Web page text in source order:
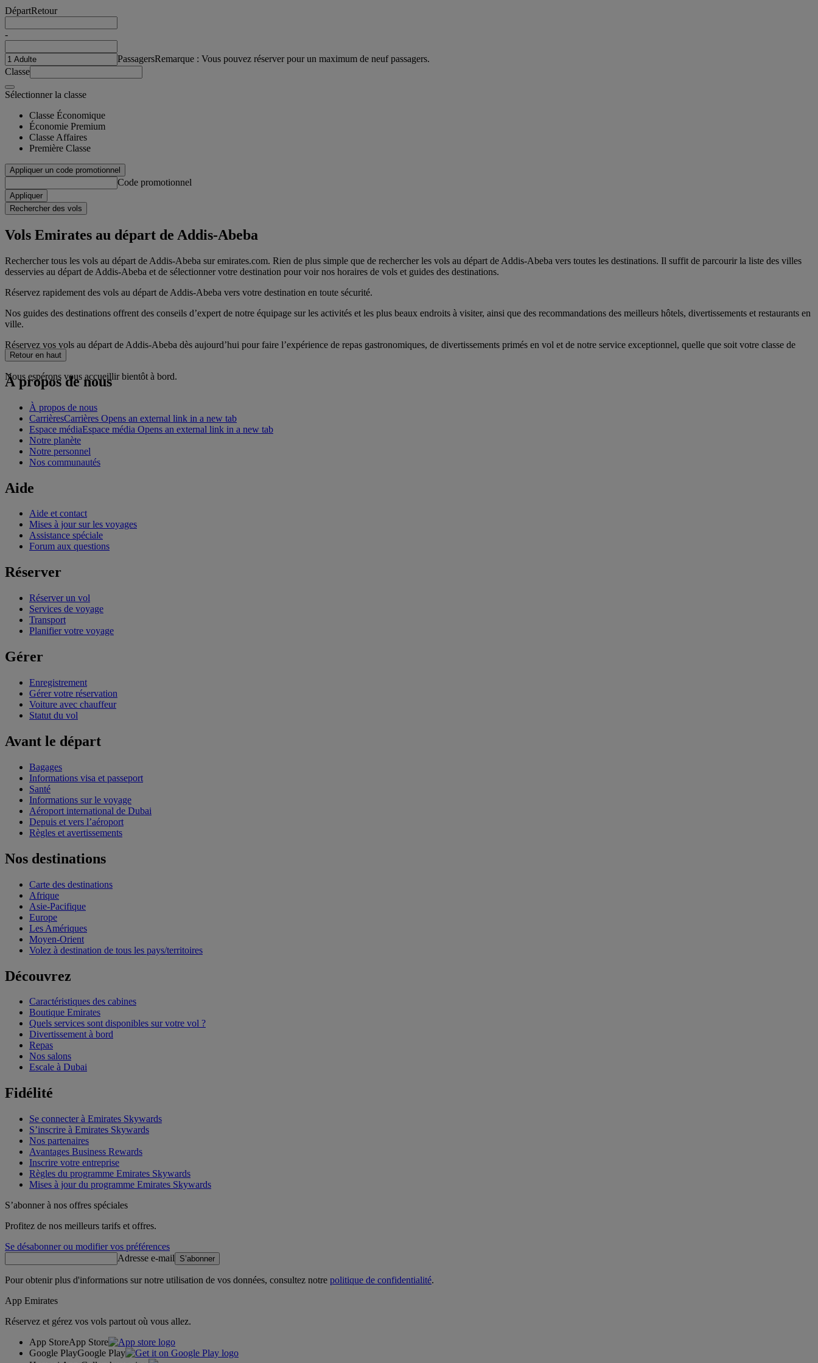
DépartRetour
-
PassagersRemarque : Vous pouvez réserver pour un maximum de neuf passagers.
Classe
Sélectionner la classe
Classe Économique
Économie Premium
Classe Affaires
Première Classe
Appliquer un code promotionnel
Code promotionnel
Appliquer
Rechercher des vols
Vols Emirates au départ de Addis-Abeba
Rechercher tous les vols au départ de Addis-Abeba sur emirates.com. Rien de plus simple que de rechercher les vols au départ de Addis-Abeba vers toutes les destinations. Il suffit de parcourir la liste des villes
desservies au départ de Addis-Abeba et de sélectionner votre destination pour voir nos horaires de vols et guides des destinations.
Réservez rapidement des vols au départ de Addis-Abeba vers votre destination en toute sécurité.
Nos guides des destinations offrent des conseils d’expert de notre équipage sur les activités et les plus beaux endroits à visiter, ainsi que des recommandations des meilleurs hôtels, divertissements et restaurants en
ville.
Réservez vos vols au départ de Addis-Abeba dès aujourd’hui pour faire l’expérience de repas gastronomiques, de divertissements primés en vol et de notre service exceptionnel, quelle que soit votre classe de
voyage.
Nous espérons vous accueillir bientôt à bord.
Retour en haut
À propos de nous
À propos de nous
CarrièresCarrières Opens an external link in a new tab
Espace médiaEspace média Opens an external link in a new tab
Notre planète
Notre personnel
Nos communautés
Aide
Aide et contact
Mises à jour sur les voyages
Assistance spéciale
Forum aux questions
Réserver
Réserver un vol
Services de voyage
Transport
Planifier votre voyage
Gérer
Enregistrement
Gérer votre réservation
Voiture avec chauffeur
Statut du vol
Avant le départ
Bagages
Informations visa et passeport
Santé
Informations sur le voyage
Aéroport international de Dubai
Depuis et vers l’aéroport
Règles et avertissements
Nos destinations
Carte des destinations
Afrique
Asie-Pacifique
Europe
Les Amériques
Moyen-Orient
Volez à destination de tous les pays/territoires
Découvrez
Caractéristiques des cabines
Boutique Emirates
Quels services sont disponibles sur votre vol ?
Divertissement à bord
Repas
Nos salons
Escale à Dubai
Fidélité
Se connecter à Emirates Skywards
S’inscrire à Emirates Skywards
Nos partenaires
Avantages Business Rewards
Inscrire votre entreprise
Règles du programme Emirates Skywards
Mises à jour du programme Emirates Skywards
S’abonner à nos offres spéciales
Profitez de nos meilleurs tarifs et offres.
Se désabonner ou modifier vos préférences
Adresse e-mail
S’abonner
Pour obtenir plus d'informations sur notre utilisation de vos données, consultez notre politique de confidentialité.
App Emirates
Réservez et gérez vos vols partout où vous allez.
App StoreApp Store
Google PlayGoogle Play